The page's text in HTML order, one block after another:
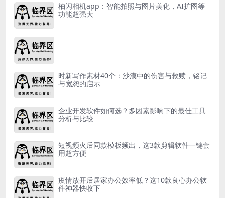
柚闪相机app：智能拍照与图片美化，AI扩图等
功能超强大
时新写作素材40个：沙漠中的伤害与救赎，铭记
与宽恕的启示
企业开发软件如何选？多因素影响下的最佳工具
分析与比较
短视频火后同款模板频出，这3款剪辑软件一键套
用超方便
疫情放开后居家办公效率低？这10款良心办公软
件神器快收下